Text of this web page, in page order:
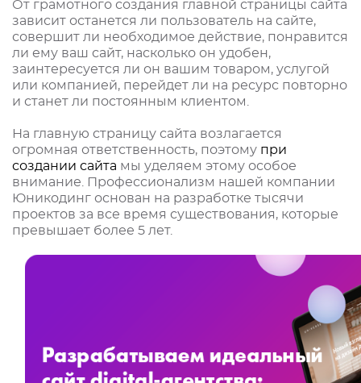
От грамотного создания главной страницы сайта
зависит останется ли пользователь на сайте,
совершит ли необходимое действие, понравится
ли ему ваш сайт, насколько он удобен,
заинтересуется ли он вашим товаром, услугой
или компанией, перейдет ли на ресурс повторно
и станет ли постоянным клиентом.
На главную страницу сайта возлагается
огромная ответственность, поэтому при
создании сайта мы уделяем этому особое
внимание. Профессионализм нашей компании
Юникодинг основан на разработке тысячи
проектов за все время существования, которые
превышает более 5 лет.